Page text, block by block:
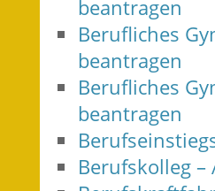
beantragen
Berufliches
beantragen
Berufliches
beantragen
Berufskolleg